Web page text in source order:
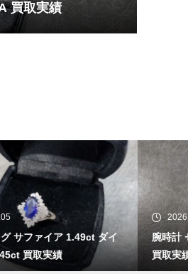
買取実績
2026.08.04
腕時計 セイコー ガランテ
買取実績